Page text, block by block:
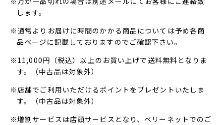
します。
※通常よりお届けに時間のかかる商品については予め各商
品ページに記載しておりますのでご確認下さい。
※11,000円（税込）以上のお買い上げで送料無料となりま
す。（中古品は対象外）
※店舗でご利用いただけるポイントをプレゼントいたしま
す。（中古品は対象外）
※増割サービスは店頭サービスとなり、ベリーネットでのご